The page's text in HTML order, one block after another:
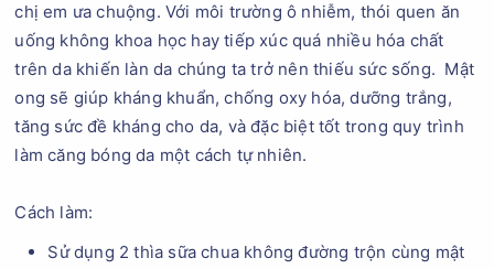
chị em ưa chuộng. Với môi trường ô nhiễm, thói quen ăn
uống không khoa học hay tiếp xúc quá nhiều hóa chất
trên da khiến làn da chúng ta trở nên thiếu sức sống. Mật
ong sẽ giúp kháng khuẩn, chống oxy hóa, dưỡng trắng,
tăng sức đề kháng cho da, và đặc biệt tốt trong quy trình
làm căng bóng da một cách tự nhiên.
Cách làm:
Sử dụng 2 thìa sữa chua không đường trộn cùng mật